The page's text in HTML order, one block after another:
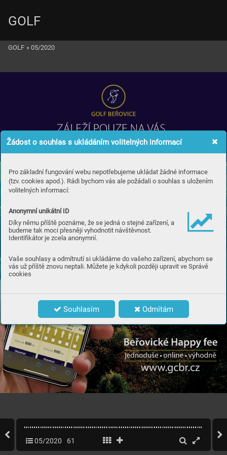
Žádost o souhlas s ukládáním volitelných informací
Pro základní fungování webu nepotřebujeme ukládat žádné informace
(tzv. cookies apod.). Rádi bychom vás ale požádali o souhlas s uložením
volitelných informací:
Anonymní unikátní ID
Díky němu příště poznáme, že se jedná o stejné zařízení, a
budeme tak moci přesněji vyhodnotit návštěvnost.
Identifikátor je zcela anonymní.
Vaše souhlasy a odmítnutí si ukládáme do vašeho zařízení, abychom se
vás už příště znovu neptali. Můžete je kdykoli později upravit ve Správě
cookies
Souhlasím Odmítám
GOLF
GOLF » 05/2020
05/2020 61